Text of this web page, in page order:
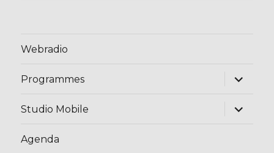
Webradio
Programmes
ouvrir
menu
Studio Mobile
ouvrir
Agenda